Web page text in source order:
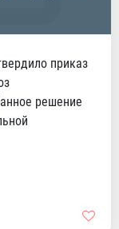
приказ
решение